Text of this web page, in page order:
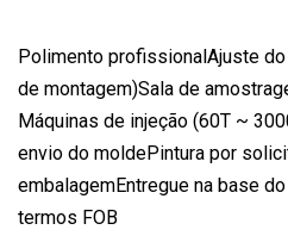
Polimento profissionalAjuste
de montagem)Sala de
Máquinas de injeção (60T ~
envio do moldePintura por
embalagemEntregue na base
termos FOB